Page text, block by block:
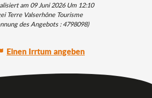
am 09 Juni 2026 Um 12:10
Terre Valserhône Tourisme
des Angebots :4798098)
Einen Irrtum angeben